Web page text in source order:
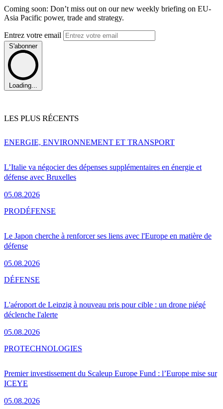
Coming soon: Don’t miss out on our new weekly briefing on EU-
Asia Pacific power, trade and strategy.
Entrez votre email
S'abonner
Loading...
LES PLUS RÉCENTS
L’Italie va négocier des dépenses supplémentaires en énergie et
défense avec Bruxelles
05.08.2026
ENERGIE, ENVIRONNEMENT ET TRANSPORT
Le Japon cherche à renforcer ses liens avec l'Europe en matière de
défense
05.08.2026
PRODÉFENSE
L'aéroport de Leipzig à nouveau pris pour cible : un drone piégé
déclenche l'alerte
05.08.2026
DÉFENSE
Premier investissement du Scaleup Europe Fund : l’Europe mise sur
ICEYE
05.08.2026
PROTECHNOLOGIES